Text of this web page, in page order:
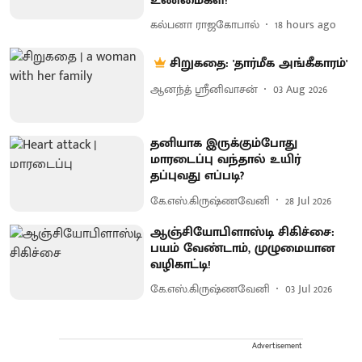
கல்பனா ராஜகோபால் 18 hours ago
சிறுகதை: 'தார்மீக அங்கீகாரம்'
ஆனந்த் ஸ்ரீனிவாசன் 03 Aug 2026
தனியாக இருக்கும்போது
மாரடைப்பு வந்தால் உயிர்
தப்புவது எப்படி?
கே.எஸ்.கிருஷ்ணவேனி 28 Jul 2026
ஆஞ்சியோபிளாஸ்டி சிகிச்சை:
பயம் வேண்டாம், முழுமையான
வழிகாட்டி!
கே.எஸ்.கிருஷ்ணவேனி 03 Jul 2026
Advertisement